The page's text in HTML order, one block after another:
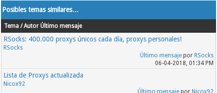
Posibles temas similares…
Tema / Autor Último mensaje
RSocks: 400.000 proxys únicos cada día, proxys personales!
RSocks
Último mensajepor RSocks
06-04-2018, 01:34 PM
Lista de Proxys actualizada
Nicox92
Último mensajepor Nicox92